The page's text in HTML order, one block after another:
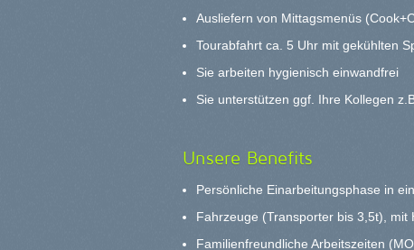
Ausliefern von Mittagsmenüs
Tourabfahrt ca. 5 Uhr mit gekühlten
Sie arbeiten hygienisch einwandfrei
Sie unterstützen ggf. Ihre Kollegen
Unsere Benefits
Persönliche Einarbeitungsphase in
Fahrzeuge (Transporter bis 3,5t),
Familienfreundliche Arbeitszeiten